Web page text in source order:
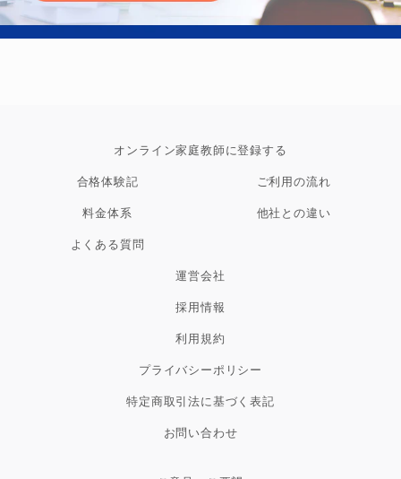
オンライン家庭教師に登録する
合格体験記
ご利用の流れ
料金体系
他社との違い
よくある質問
運営会社
採用情報
利用規約
プライバシーポリシー
特定商取引法に基づく表記
お問い合わせ